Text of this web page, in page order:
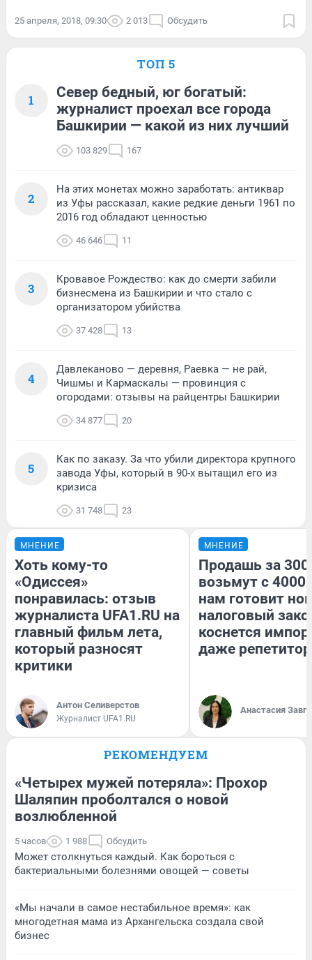
25 апреля, 2018, 09:30 2 013 Обсудить
ТОП 5
1
Север бедный, юг богатый:
журналист проехал все города
Башкирии — какой из них лучший
103 829 167
2
На этих монетах можно заработать: антиквар
из Уфы рассказал, какие редкие деньги 1961 по
2016 год обладают ценностью
46 646 11
3
Кровавое Рождество: как до смерти забили
бизнесмена из Башкирии и что стало с
организатором убийства
37 428 13
4
Давлеканово — деревня, Раевка — не рай,
Чишмы и Кармаскалы — провинция с
огородами: отзывы на райцентры Башкирии
34 877 20
5
Как по заказу. За что убили директора крупного
завода Уфы, который в 90-х вытащил его из
кризиса
31 748 23
МНЕНИЕ
Хоть кому-то
«Одиссея»
понравилась: отзыв
журналиста UFA1.RU на
главный фильм лета,
который разносят
критики
Антон Селиверстов
Журналист UFA1.RU
МНЕНИЕ
Продашь за
возьмут с
нам готовит
налоговый
коснется
даже
Анастасия
РЕКОМЕНДУЕМ
«Четырех мужей потеряла»: Прохор
Шаляпин проболтался о новой
возлюбленной
5 часов 1 988 Обсудить
Может столкнуться каждый. Как бороться с
бактериальными болезнями овощей — советы
«Мы начали в самое нестабильное время»: как
многодетная мама из Архангельска создала свой
бизнес